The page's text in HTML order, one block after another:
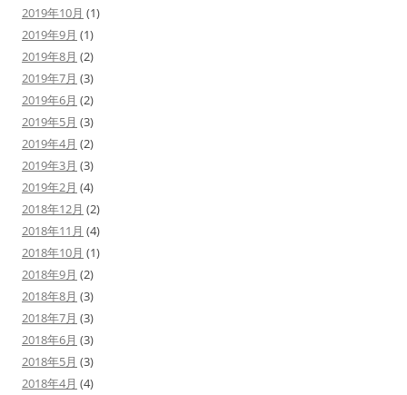
2019年10月 (1)
2019年9月 (1)
2019年8月 (2)
2019年7月 (3)
2019年6月 (2)
2019年5月 (3)
2019年4月 (2)
2019年3月 (3)
2019年2月 (4)
2018年12月 (2)
2018年11月 (4)
2018年10月 (1)
2018年9月 (2)
2018年8月 (3)
2018年7月 (3)
2018年6月 (3)
2018年5月 (3)
2018年4月 (4)